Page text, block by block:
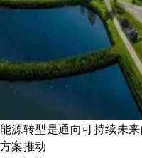
能源转型是通向可持续未
方案推动